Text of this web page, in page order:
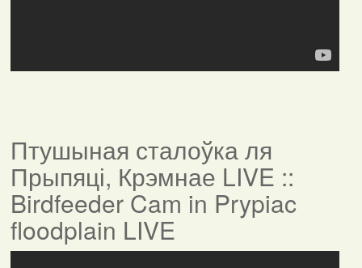
Птушыная сталоўка ля
Прыпяці, Крэмнае LIVE ::
Birdfeeder Cam in Prypiac
floodplain LIVE